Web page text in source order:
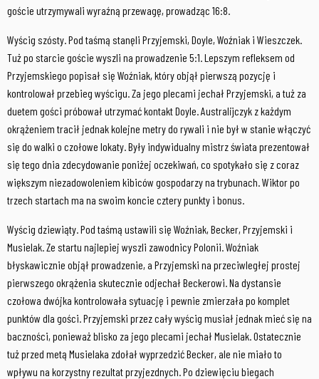
goście utrzymywali wyraźną przewagę, prowadząc 16:8.
Wyścig szósty. Pod taśmą stanęli Przyjemski, Doyle, Woźniak i Wieszczek.
Tuż po starcie goście wyszli na prowadzenie 5:1. Lepszym refleksem od
Przyjemskiego popisał się Woźniak, który objął pierwszą pozycję i
kontrolował przebieg wyścigu. Za jego plecami jechał Przyjemski, a tuż za
duetem gości próbował utrzymać kontakt Doyle. Australijczyk z każdym
okrążeniem tracił jednak kolejne metry do rywali i nie był w stanie włączyć
się do walki o czołowe lokaty. Były indywidualny mistrz świata prezentował
się tego dnia zdecydowanie poniżej oczekiwań, co spotykało się z coraz
większym niezadowoleniem kibiców gospodarzy na trybunach. Wiktor po
trzech startach ma na swoim koncie cztery punkty i bonus.
Wyścig dziewiąty. Pod taśmą ustawili się Woźniak, Becker, Przyjemski i
Musielak. Ze startu najlepiej wyszli zawodnicy Polonii. Woźniak
błyskawicznie objął prowadzenie, a Przyjemski na przeciwległej prostej
pierwszego okrążenia skutecznie odjechał Beckerowi. Na dystansie
czołowa dwójka kontrolowała sytuację i pewnie zmierzała po komplet
punktów dla gości. Przyjemski przez cały wyścig musiał jednak mieć się na
baczności, ponieważ blisko za jego plecami jechał Musielak. Ostatecznie
tuż przed metą Musielaka zdołał wyprzedzić Becker, ale nie miało to
wpływu na korzystny rezultat przyjezdnych. Po dziewięciu biegach